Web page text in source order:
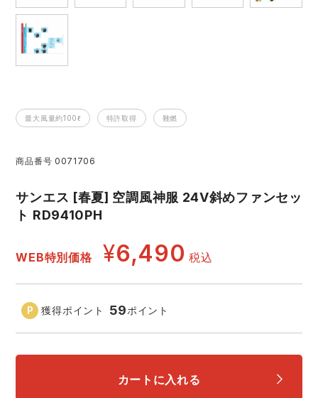
作業用小物・アクセサリー
つなぎ
電熱ウェア・ヒートウェア
刺繍・プリント加工対象商品
アイズフロンティア ランキング
コーコス ランキング
アイトス ランキング
ジーベック ランキング
作業着
ニット
ハイパーV
ニオイクリア タカヤ商事
エアークラフト
サーヴォ セロリー 大阪支店
アタックベース サンエス
スターライト工業 東洋物産工業
藤井電工
医療白衣・介護服
最大風量約100ℓ 特許取得 難燃
商品番号 0071706
サンエス [春夏] 空調風神服 24V斜めファンセッ
ト RD9410PH
WEB特別価格 ¥6,490 税込
獲得ポイント 59ポイント
カートに入れる